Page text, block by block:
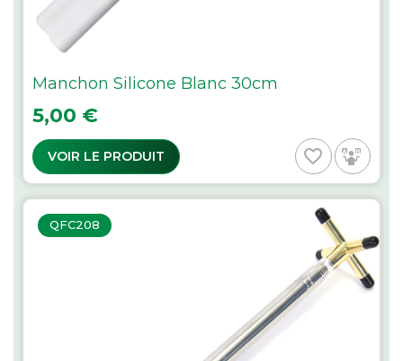
Manchon Silicone Blanc 30cm
Prix
5,00 €
VOIR LE PRODUIT favorite_border
QFC208